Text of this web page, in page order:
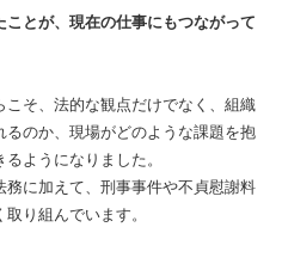
とが、現在の仕事にもつながって
そ、法的な観点だけでなく、組織
のか、現場がどのような課題を抱
ようになりました。
に加えて、刑事事件や不貞慰謝料
り組んでいます。